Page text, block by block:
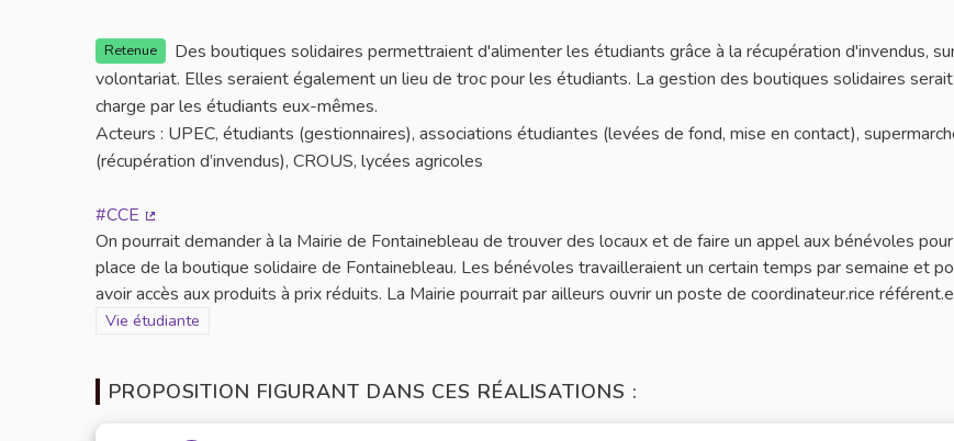
Retenue
Des boutiques solidaires permettraient d'alimenter les étudiants grâce à la récupération d'invendus,
volontariat. Elles seraient également un lieu de troc pour les étudiants. La gestion des boutiques solidaires
charge par les étudiants eux-mêmes.
Acteurs : UPEC, étudiants (gestionnaires), associations étudiantes (levées de fond, mise en contact),
(récupération d’invendus), CROUS, lycées agricoles
#CCE
(Lien externe)
On pourrait demander à la Mairie de Fontainebleau de trouver des locaux et de faire un appel aux bénévoles
place de la boutique solidaire de Fontainebleau. Les bénévoles travailleraient un certain temps par semaine et
avoir accès aux produits à prix réduits. La Mairie pourrait par ailleurs ouvrir un poste de coordinateur.rice
Filtrer les résultats de la catégorie : Vie étudiante
Vie étudiante
PROPOSITION FIGURANT DANS CES RÉALISATIONS :